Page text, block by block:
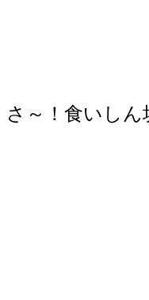
さ～！食いし